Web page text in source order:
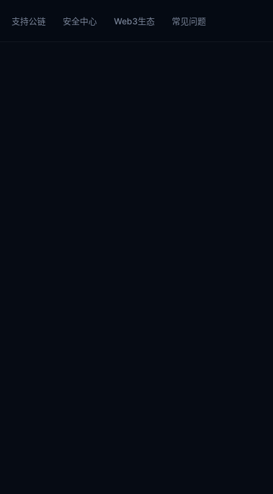
支持公链 安全中心 Web3生态 常见问题